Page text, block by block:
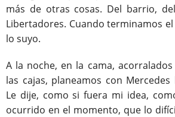
más de otras cosas. Del barrio,
Libertadores. Cuando terminamos
lo suyo.
A la noche, en la cama,
las cajas, planeamos con
Le dije, como si fuera mi idea,
ocurrido en el momento, que lo